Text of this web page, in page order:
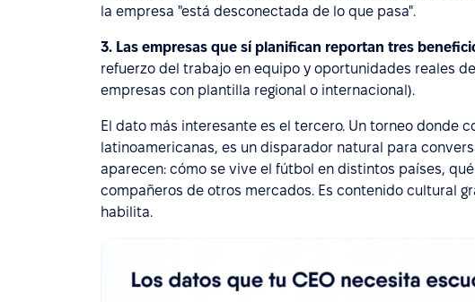
la empresa "está desconectada de lo que pasa".
3. Las empresas que sí planifican reportan tres
refuerzo del trabajo en equipo y oportunidades reales
empresas con plantilla regional o internacional).
El dato más interesante es el tercero. Un torneo donde
latinoamericanas, es un disparador natural para
aparecen: cómo se vive el fútbol en distintos países,
compañeros de otros mercados. Es contenido cultural
habilita.